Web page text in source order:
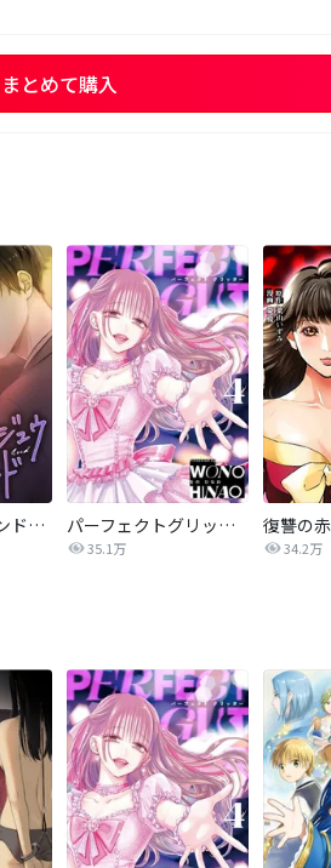
まとめて購入
シンジュウエンド【タテヨミ】 パーフェクトグリッター
35.1万 34.2万